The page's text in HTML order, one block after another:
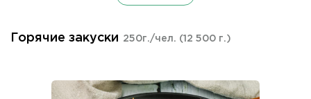
Горячие закуски 250г./чел. (12 500 г.)